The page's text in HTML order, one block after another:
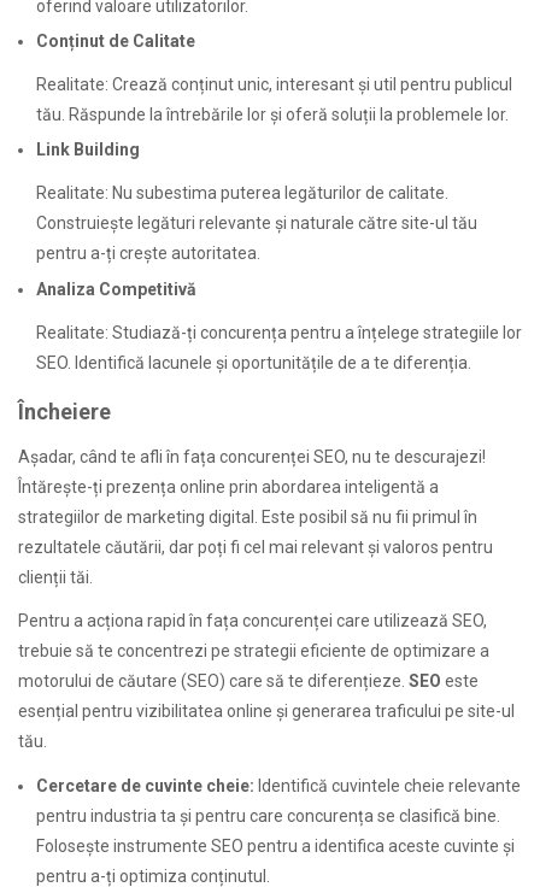
oferind valoare utilizatorilor.
Conținut de Calitate
Realitate: Crează conținut unic, interesant și util pentru publicul
tău. Răspunde la întrebările lor și oferă soluții la problemele lor.
Link Building
Realitate: Nu subestima puterea legăturilor de calitate.
Construiește legături relevante și naturale către site-ul tău
pentru a-ți crește autoritatea.
Analiza Competitivă
Realitate: Studiază-ți concurența pentru a înțelege strategiile lor
SEO. Identifică lacunele și oportunitățile de a te diferenția.
Încheiere
Așadar, când te afli în fața concurenței SEO, nu te descurajezi!
Întărește-ți prezența online prin abordarea inteligentă a
strategiilor de marketing digital. Este posibil să nu fii primul în
rezultatele căutării, dar poți fi cel mai relevant și valoros pentru
clienții tăi.
Pentru a acționa rapid în fața concurenței care utilizează SEO,
trebuie să te concentrezi pe strategii eficiente de optimizare a
motorului de căutare (SEO) care să te diferențieze. SEO este
esențial pentru vizibilitatea online și generarea traficului pe site-ul
tău.
Cercetare de cuvinte cheie: Identifică cuvintele cheie relevante
pentru industria ta și pentru care concurența se clasifică bine.
Folosește instrumente SEO pentru a identifica aceste cuvinte și
pentru a-ți optimiza conținutul.